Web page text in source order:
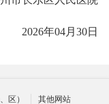
2026年04月30日
区） 其他网站